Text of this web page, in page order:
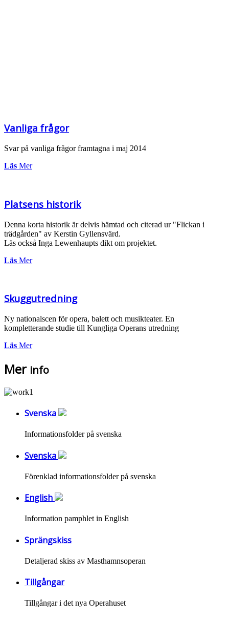
Vanliga frågor
Svar på vanliga frågor framtagna i maj 2014
Läs Mer
Platsens historik
Denna korta historik är delvis hämtad och citerad ur "Flickan i
trädgården" av Kerstin Gyllensvärd.
Läs också Inga Lewenhaupts dikt om projektet.
Läs Mer
Skuggutredning
Ny nationalscen för opera, balett och musikteater. En
kompletterande studie till Kungliga Operans utredning
Läs Mer
Mer info
Svenska
Informationsfolder på svenska
Svenska
Förenklad informationsfolder på svenska
English
Information pamphlet in English
Sprängskiss
Detaljerad skiss av Masthamnsoperan
Tillgångar
Tillgångar i det nya Operahuset